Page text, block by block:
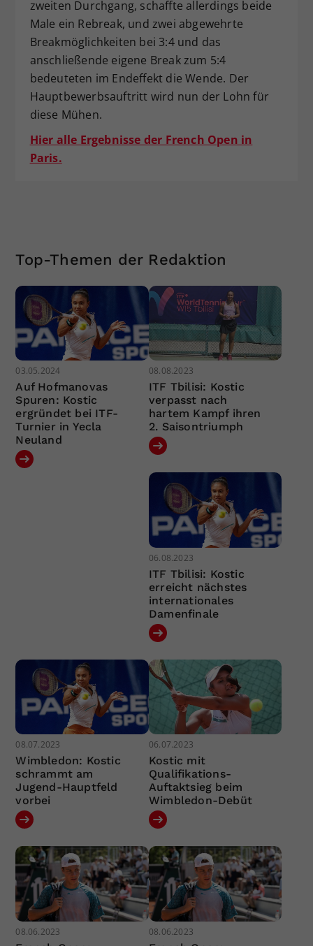
zweiten Durchgang, schaffte allerdings beide
Male ein Rebreak, und zwei abgewehrte
Breakmöglichkeiten bei 3:4 und das
anschließende eigene Break zum 5:4
bedeuteten im Endeffekt die Wende. Der
Hauptbewerbsauftritt wird nun der Lohn für
diese Mühen.
Hier alle Ergebnisse der French Open in
Paris.
Top-Themen der Redaktion
03.05.2024
Auf Hofmanovas
Spuren: Kostic
ergründet bei ITF-
Turnier in Yecla
Neuland
08.08.2023
ITF Tbilisi: Kostic
verpasst nach
hartem Kampf ihren
2. Saisontriumph
06.08.2023
ITF Tbilisi: Kostic
erreicht nächstes
internationales
Damenfinale
08.07.2023
Wimbledon: Kostic
schrammt am
Jugend-Hauptfeld
vorbei
06.07.2023
Kostic mit
Qualifikations-
Auftaktsieg beim
Wimbledon-Debüt
08.06.2023 08.06.2023